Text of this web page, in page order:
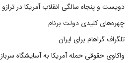
دویست و پنجاه سالگی انقلاب آمریکا در ترازو
چهره‌های کلیدی دولت برنام
تلگراف گراهام برای ایران
واکاوی حقوقی حمله آمریکا به آسایشگاه